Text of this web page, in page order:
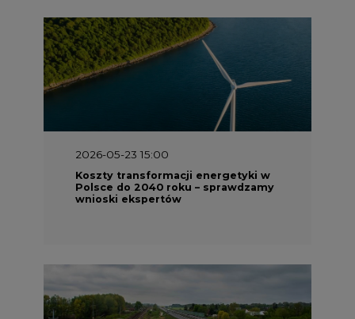
2026-05-23 15:00
Koszty transformacji energetyki w
Polsce do 2040 roku – sprawdzamy
wnioski ekspertów